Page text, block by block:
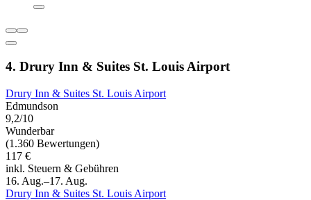
4. Drury Inn & Suites St. Louis Airport
Drury Inn & Suites St. Louis Airport
Edmundson
9,2/10
Wunderbar
(1.360 Bewertungen)
117 €
inkl. Steuern & Gebühren
16. Aug.–17. Aug.
Drury Inn & Suites St. Louis Airport